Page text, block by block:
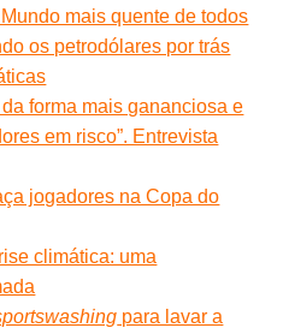
mais quente de todos
os petrodólares por trás
forma mais gananciosa e
em risco”. Entrevista
jogadores na Copa do
climática: uma
para lavar a